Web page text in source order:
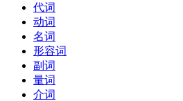
代词
动词
名词
形容词
副词
量词
介词